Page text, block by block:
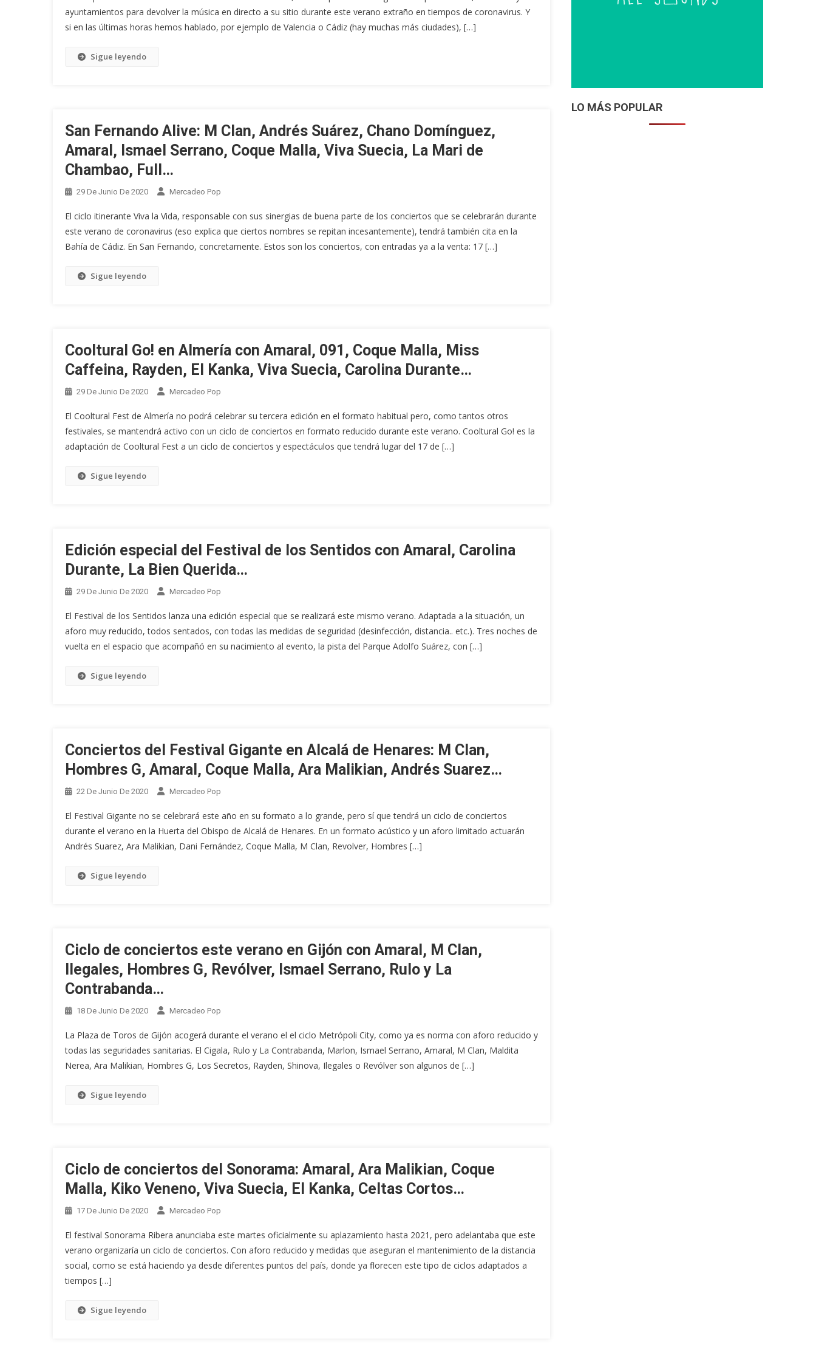
ayuntamientos para devolver la música en directo a su sitio durante este verano extraño en tiempos de coronavirus. Y
si en las últimas horas hemos hablado, por ejemplo de Valencia o Cádiz (hay muchas más ciudades), […]
Sigue leyendo
San Fernando Alive: M Clan, Andrés Suárez, Chano Domínguez,
Amaral, Ismael Serrano, Coque Malla, Viva Suecia, La Mari de
Chambao, Full…
29 De Junio De 2020 Mercadeo Pop
El ciclo itinerante Viva la Vida, responsable con sus sinergias de buena parte de los conciertos que se celebrarán durante
este verano de coronavirus (eso explica que ciertos nombres se repitan incesantemente), tendrá también cita en la
Bahía de Cádiz. En San Fernando, concretamente. Estos son los conciertos, con entradas ya a la venta: 17 […]
Sigue leyendo
Cooltural Go! en Almería con Amaral, 091, Coque Malla, Miss
Caffeina, Rayden, El Kanka, Viva Suecia, Carolina Durante…
29 De Junio De 2020 Mercadeo Pop
El Cooltural Fest de Almería no podrá celebrar su tercera edición en el formato habitual pero, como tantos otros
festivales, se mantendrá activo con un ciclo de conciertos en formato reducido durante este verano. Cooltural Go! es la
adaptación de Cooltural Fest a un ciclo de conciertos y espectáculos que tendrá lugar del 17 de […]
Sigue leyendo
Edición especial del Festival de los Sentidos con Amaral, Carolina
Durante, La Bien Querida…
29 De Junio De 2020 Mercadeo Pop
El Festival de los Sentidos lanza una edición especial que se realizará este mismo verano. Adaptada a la situación, un
aforo muy reducido, todos sentados, con todas las medidas de seguridad (desinfección, distancia.. etc.). Tres noches de
vuelta en el espacio que acompañó en su nacimiento al evento, la pista del Parque Adolfo Suárez, con […]
Sigue leyendo
Conciertos del Festival Gigante en Alcalá de Henares: M Clan,
Hombres G, Amaral, Coque Malla, Ara Malikian, Andrés Suarez…
22 De Junio De 2020 Mercadeo Pop
El Festival Gigante no se celebrará este año en su formato a lo grande, pero sí que tendrá un ciclo de conciertos
durante el verano en la Huerta del Obispo de Alcalá de Henares. En un formato acústico y un aforo limitado actuarán
Andrés Suarez, Ara Malikian, Dani Fernández, Coque Malla, M Clan, Revolver, Hombres […]
Sigue leyendo
Ciclo de conciertos este verano en Gijón con Amaral, M Clan,
Ilegales, Hombres G, Revólver, Ismael Serrano, Rulo y La
Contrabanda…
18 De Junio De 2020 Mercadeo Pop
La Plaza de Toros de Gijón acogerá durante el verano el el ciclo Metrópoli City, como ya es norma con aforo reducido y
todas las seguridades sanitarias. El Cigala, Rulo y La Contrabanda, Marlon, Ismael Serrano, Amaral, M Clan, Maldita
Nerea, Ara Malikian, Hombres G, Los Secretos, Rayden, Shinova, Ilegales o Revólver son algunos de […]
Sigue leyendo
Ciclo de conciertos del Sonorama: Amaral, Ara Malikian, Coque
Malla, Kiko Veneno, Viva Suecia, El Kanka, Celtas Cortos…
17 De Junio De 2020 Mercadeo Pop
El festival Sonorama Ribera anunciaba este martes oficialmente su aplazamiento hasta 2021, pero adelantaba que este
verano organizaría un ciclo de conciertos. Con aforo reducido y medidas que aseguran el mantenimiento de la distancia
social, como se está haciendo ya desde diferentes puntos del país, donde ya florecen este tipo de ciclos adaptados a
tiempos […]
Sigue leyendo
LO MÁS POPULAR